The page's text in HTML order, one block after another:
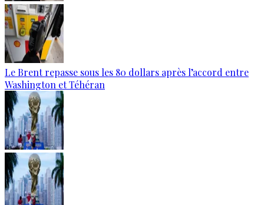
Le Brent repasse sous les 80 dollars après l’accord entre
Washington et Téhéran